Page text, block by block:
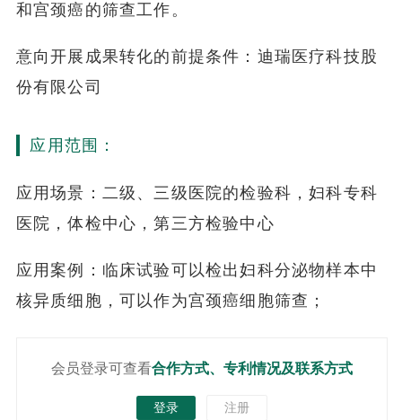
和宫颈癌的筛查工作。
意向开展成果转化的前提条件：迪瑞医疗科技股
份有限公司
应用范围：
应用场景：二级、三级医院的检验科，妇科专科
医院，体检中心，第三方检验中心
应用案例：临床试验可以检出妇科分泌物样本中
核异质细胞，可以作为宫颈癌细胞筛查；
会员登录可查看合作方式、专利情况及联系方式
登录 注册